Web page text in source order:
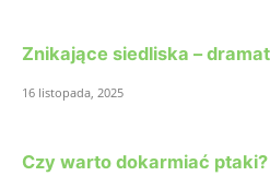
Znikające siedliska –
16 listopada, 2025
Czy warto dokarmiać